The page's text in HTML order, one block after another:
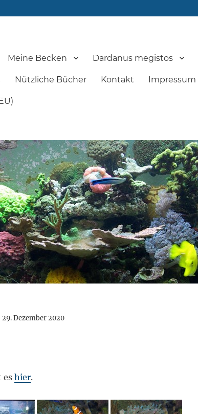
Meine Becken Dardanus megistos
Nützliche Bücher Kontakt Impressum
Dezember 2020
es hier.